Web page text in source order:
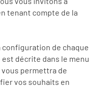
tenant compte de la
configuration de chaque
décrite dans le menu
permettra de
vos souhaits en